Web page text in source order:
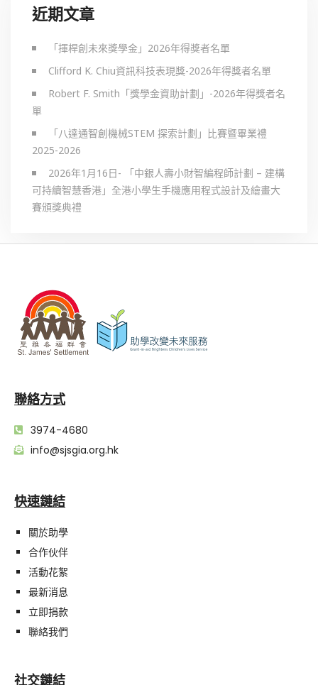
近期文章
「揮桿創未來獎學金」2026年得獎者名單
Clifford K. Chiu資訊科技表現獎-2026年得獎者名單
Robert F. Smith「獎學金資助計劃」-2026年得獎者名
單
「八達通智創機械STEM 探索計劃」比賽暨畢業禮
2025-2026
2026年1月16日- 「中銀人壽小財智編程師計劃 – 建構
可持續智慧香港」全港小學生手機應用程式設計及繪畫大
賽頒獎典禮
聯絡方式
3974-4680
info@sjsgia.org.hk
快速鏈結
關於助學
合作伙伴
活動花絮
最新消息
立即捐款
聯絡我們
社交鏈結